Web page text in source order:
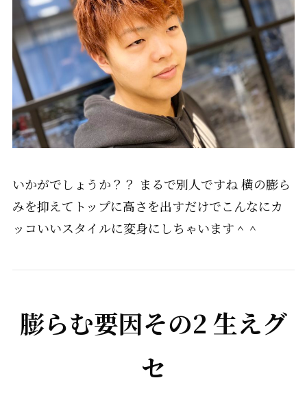
いかがでしょうか？？ まるで別人ですね 横の膨ら
みを抑えてトップに高さを出すだけでこんなにカ
ッコいいスタイルに変身にしちゃいます＾＾
膨らむ要因その2 生えグ
セ